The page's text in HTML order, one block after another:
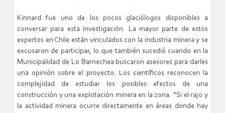
Kinnard fue uno de los pocos glaciólogos disponibles a
conversar para esta investigación. La mayor parte de estos
expertos en Chile están vinculados con la industria minera y se
excusaron de participar, lo que también sucedió cuando en la
Municipalidad de Lo Barnechea buscaron asesores para darles
una opinión sobre el proyecto. Los científicos reconocen la
complejidad de estudiar los posibles efectos de una
construcción y una explotación minera en la zona. “Si el rajo y
la actividad minera ocurre directamente en áreas donde hay